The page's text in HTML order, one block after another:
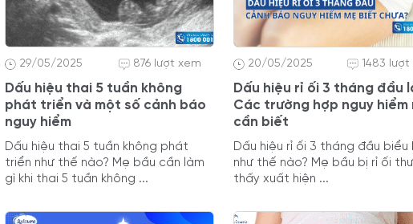
29/05/2025 876 lượt xem
Dấu hiệu thai 5 tuần không
phát triển và một số cảnh báo
nguy hiểm
Dấu hiệu thai 5 tuần không phát
triển như thế nào? Mẹ bầu cần làm
gì khi thai 5 tuần không ...
20/05/2025 1483 lượt
Dấu hiệu rỉ ối 3 tháng đầu
Các trường hợp nguy hiểm
cần biết
Dấu hiệu rỉ ối 3 tháng đầu biểu
như thế nào? Mẹ bầu bị rỉ ối
thấy xuất hiện ...